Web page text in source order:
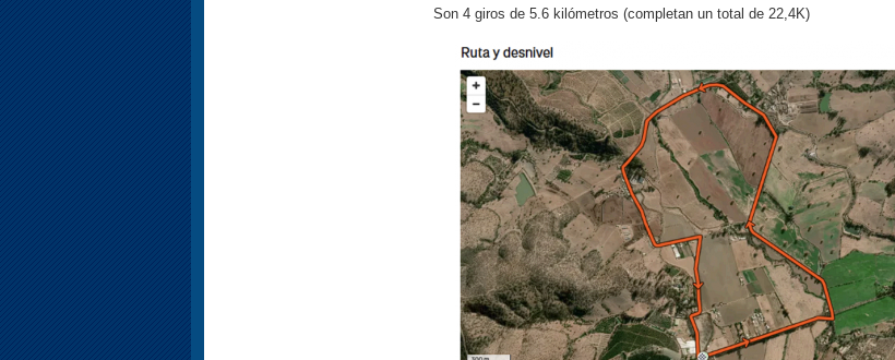
Son 4 giros de 5.6 kilómetros (completan un total de 22,4K)